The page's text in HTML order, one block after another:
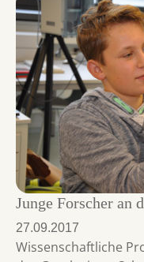
Junge Forscher an
27.09.2017
Wissenschaftliche